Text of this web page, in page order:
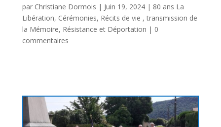
par Christiane Dormois | Juin 19, 2024| 80 ans La
Libération, Cérémonies, Récits de vie , transmission de
la Mémoire, Résistance et Déportation | 0
commentaires